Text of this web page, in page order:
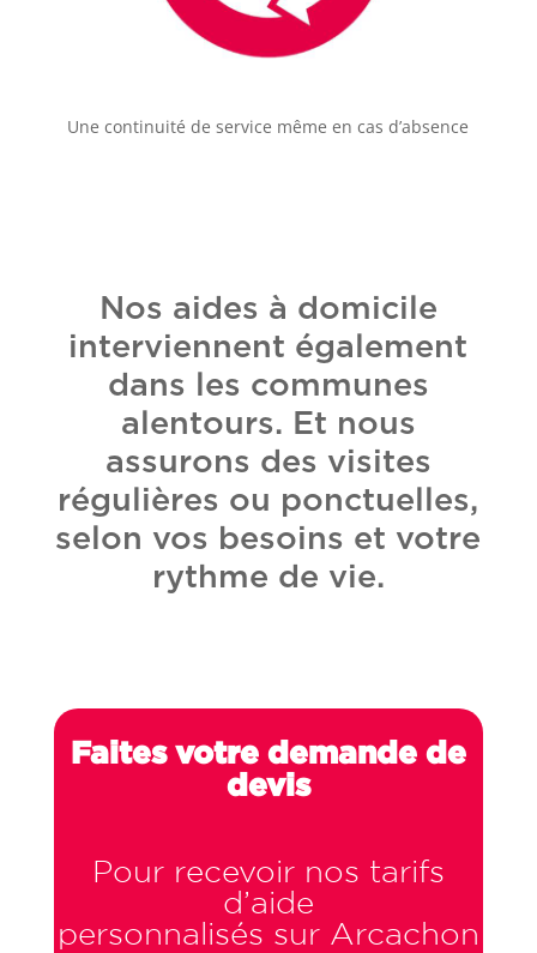
Une continuité de service même en cas d’absence
Nos aides à domicile
interviennent également
dans les communes
alentours. Et nous
assurons des visites
régulières ou ponctuelles,
selon vos besoins et votre
rythme de vie.
Faites votre demande de
devis
Pour recevoir nos tarifs
d’aide
personnalisés sur Arcachon